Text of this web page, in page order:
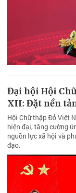
Đại hội Hội
XII: Đặt nền
Hội Chữ thập Đỏ Việt
hiện đại, tăng cường
nguồn lực xã hội và
đạo.